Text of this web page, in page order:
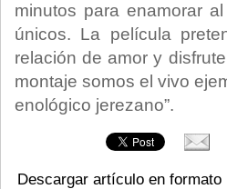
minutos para enamorar
únicos. La película
relación de amor y
montaje somos el vivo
enológico jerezano”.
Descargar artículo en formato